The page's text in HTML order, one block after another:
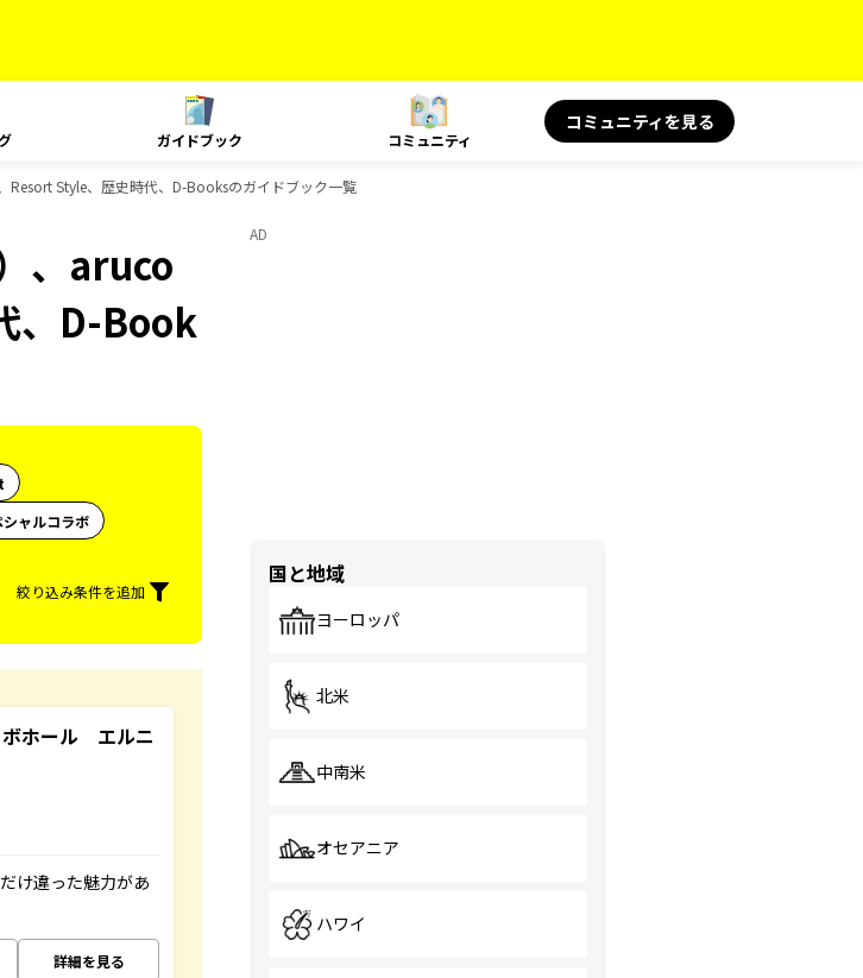
ガイドブック コミュニティ
コミュニティを見る
Style、歴史時代、D-Booksのガイドブック一覧
、aruco
、D-Book
ャルコラボ
絞り込み条件を追加
ホール エルニ
け違った魅力があ
詳細を見る
AD
国と地域
ヨーロッパ
北米
中南米
オセアニア
ハワイ